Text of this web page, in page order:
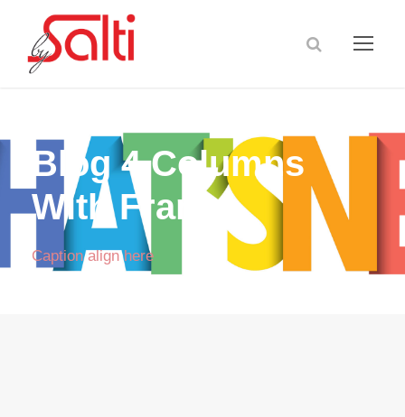
Blog 4 Columns
With Frame
Caption align here